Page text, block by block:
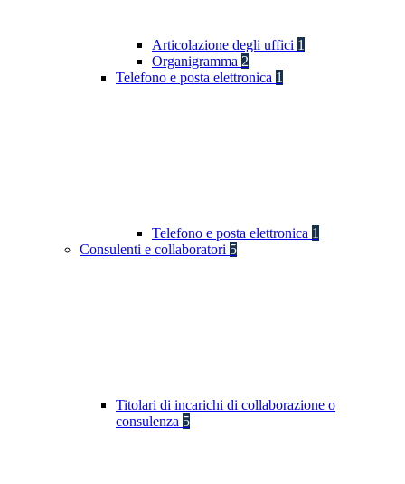
Articolazione degli uffici 1
Organigramma 2
Telefono e posta elettronica 1
Telefono e posta elettronica 1
Consulenti e collaboratori 5
Titolari di incarichi di collaborazione o
consulenza 5